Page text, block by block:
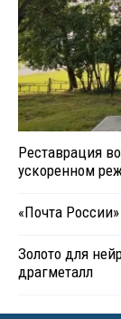
Реставрация
ускоренном
«Почта
Золото для
драгметалл